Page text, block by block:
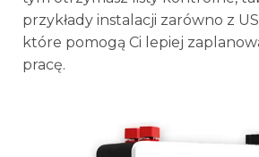
przykłady instalacji zarówno z
które pomogą Ci lepiej
pracę.